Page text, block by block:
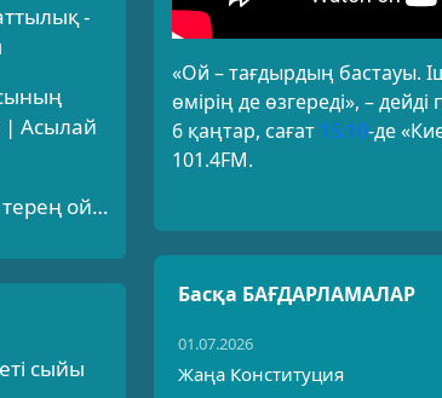
-
| Асылай
ой…
сыйы
«Ой – тағдырдың бастауы.
өмірің де өзгереді», –
6 қаңтар, сағат 15:10-де
101.4FM.
Басқа БАҒДАРЛАМАЛАР
01.07.2026
Жаңа Конституция